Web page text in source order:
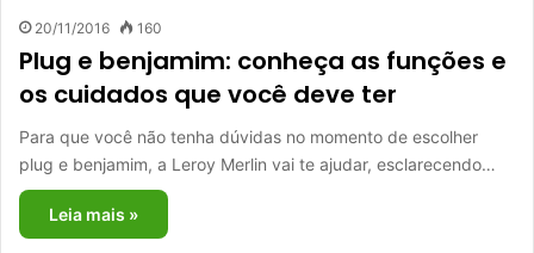
20/11/2016 160
Plug e benjamim: conheça as funções e
os cuidados que você deve ter
Para que você não tenha dúvidas no momento de escolher
plug e benjamim, a Leroy Merlin vai te ajudar, esclarecendo…
Leia mais »